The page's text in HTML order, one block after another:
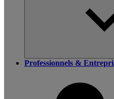
Professionnels &